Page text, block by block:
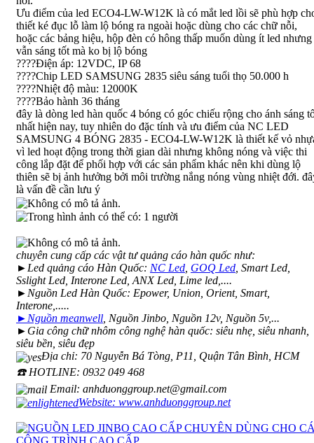
Ưu điểm của led ECO4-LW-W12K là có mắt led lồi sẽ phù hợp
thiết ké đục lỗ làm lộ bóng ra ngoài hoặc dùng cho các chữ nỗi,
hoặc các bảng hiệu, hộp đèn có hông thấp muốn dùng ít led nhưng
vẫn sáng tốt mà ko bị lộ bóng
????Ðiện áp: 12VDC, IP 68
????Chip LED SAMSUNG 2835 siêu sáng tuổi thọ 50.000 h
????Nhiệt độ màu: 12000K
????Bảo hành 36 tháng
đây là dòng led hàn quốc 4 bóng có góc chiếu rộng cho ánh sáng
nhất hiện nay, tuy nhiên do đặc tính và ưu điểm của NC LED
SAMSUNG 4 BÓNG 2835 - ECO4-LW-W12K là thiết kế vỏ
vì led hoạt động trong thời gian dài nhưng không nóng và việc thi
công lắp đặt để phối hợp với các sản phẩm khác nên khi dùng lộ
thiên sẽ bị ảnh hưởng bởi môi trường nắng nóng vùng nhiệt đới.
là vấn đề cần lưu ý
chuyên cung cấp các vật tư quảng cáo hàn quốc như:
►Led quảng cáo Hàn Quốc: NC Led GOQ Led , Smart Led,
Sslight Led, Interone Led, ANX Led, Lime led,....
►Nguồn Led Hàn Quốc: Epower, Union, Orient, Smart,
Interone,.....
►Nguồn meanwell , Nguồn Jinbo, Nguồn 12v, Nguồn 5v,...
►Gia công chữ nhôm công nghệ hàn quốc: siêu nhẹ, siêu nhanh,
siêu bền, siêu đẹp
Địa chỉ: 70 Nguyễn Bá Tòng, P11, Quận Tân Bình, HCM
☎️ HOTLINE: 0932 049 468
Email: anhduonggroup.net@gmail.com
Website: www.anhduonggroup.net